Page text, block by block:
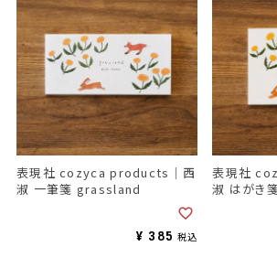
表現社 cozyca products｜西
淑 一筆箋 grassland
¥ 385 税込
表現社
淑 はが